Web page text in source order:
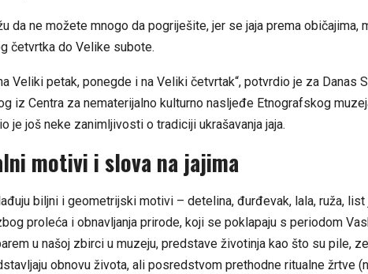
da ne možete mnogo da pogriješite, jer se jaja prema običajima,
četvrtka do Velike subote.
Veliki petak, ponegde i na Veliki četvrtak“, potvrdio je za Danas
iz Centra za nematerijalno kulturno nasljeđe Etnografskog
je još neke zanimljivosti o tradiciji ukrašavanja jaja.
motivi i slova na jajima
biljni i geometrijski motivi – detelina, đurđevak, lala, ruža, list
proleća i obnavljanja prirode, koji se poklapaju s periodom
u našoj zbirci u muzeju, predstave životinja kao što su pile,
obnovu života, ali posredstvom prethodne ritualne žrtve